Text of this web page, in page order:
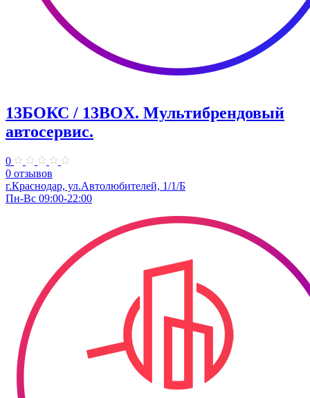
13БОКС / 13BOX. ​Мультибрендовый
автосервис.
0
0 отзывов
г.Краснодар, ул.Автолюбителей, 1/1/Б
Пн-Вс 09:00-22:00